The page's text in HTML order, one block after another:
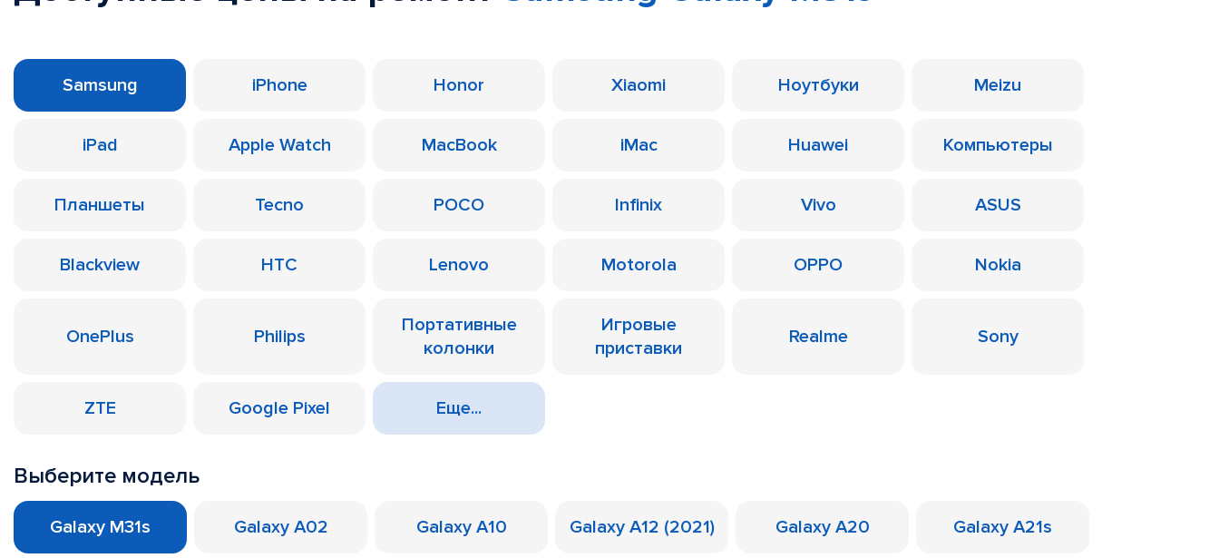
Samsung iPhone Honor Xiaomi Ноутбуки Meizu
iPad Apple Watch MacBook iMac Huawei Компьютеры
Планшеты Tecno POCO Infinix Vivo ASUS
Blackview HTC Lenovo Motorola OPPO Nokia
OnePlus Philips
Портативные
колонки
Игровые
приставки
Realme Sony
ZTE Google Pixel Еще...
Выберите модель
Galaxy M31s Galaxy A02 Galaxy A10 Galaxy A12 (2021) Galaxy A20 Galaxy A21s